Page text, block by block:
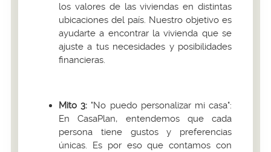
los valores de las viviendas en distintas
ubicaciones del país. Nuestro objetivo es
ayudarte a encontrar la vivienda que se
ajuste a tus necesidades y posibilidades
financieras.
Mito 3: "No puedo personalizar mi casa":
En CasaPlan, entendemos que cada
persona tiene gustos y preferencias
únicas. Es por eso que contamos con